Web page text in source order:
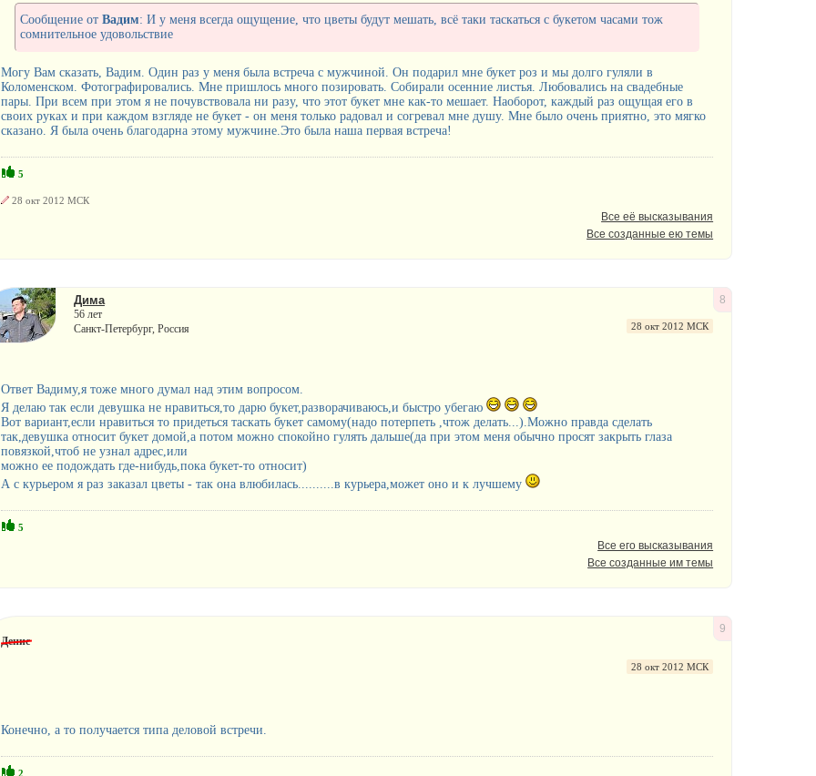
Сообщение от Вадим: И у меня всегда ощущение, что цветы будут мешать, всё таки таскаться с букетом часами тож
сомнительное удовольствие
Могу Вам сказать, Вадим. Один раз у меня была встреча с мужчиной. Он подарил мне букет роз и мы долго гуляли в
Коломенском. Фотографировались. Мне пришлось много позировать. Собирали осенние листья. Любовались на свадебные
пары. При всем при этом я не почувствовала ни разу, что этот букет мне как-то мешает. Наоборот, каждый раз ощущая его в
своих руках и при каждом взгляде не букет - он меня только радовал и согревал мне душу. Мне было очень приятно, это мягко
сказано. Я была очень благодарна этому мужчине.Это была наша первая встреча!
5
28 окт 2012 МСК
Все её высказывания
Все созданные ею темы
8
Дима
56 лет
Санкт-Петербург, Россия
28 окт 2012 МСК
Ответ Вадиму,я тоже много думал над этим вопросом.
Я делаю так если девушка не нравиться,то дарю букет,разворачиваюсь,и быстро убегаю
Вот вариант,если нравиться то придеться таскать букет самому(надо потерпеть ,чтож делать...).Можно правда сделать
так,девушка относит букет домой,а потом можно спокойно гулять дальше(да при этом меня обычно просят закрыть глаза
повязкой,чтоб не узнал адрес,или
можно ее подождать где-нибудь,пока букет-то относит)
А с курьером я раз заказал цветы - так она влюбилась..........в курьера,может оно и к лучшему
5
Все его высказывания
Все созданные им темы
9
Денис
28 окт 2012 МСК
Конечно, а то получается типа деловой встречи.
2